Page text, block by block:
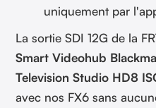
uniquement par
La sortie SDI 12G de la
Smart Videohub
Television Studio HD8
avec nos FX6 sans